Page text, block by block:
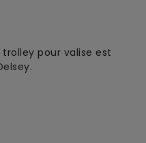
pour valise est